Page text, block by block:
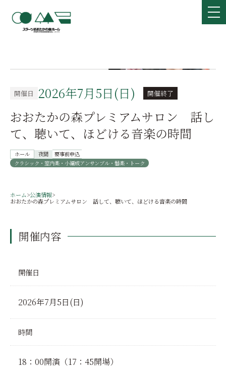
開催日 2026年7月5日(日) 開催終了
おおたかの森プレミアムサロン 話し
て、聴いて、ほどける音楽の時間
ホール 夜間
要事前申込
クラシック・室内楽・小編成アンサンブル・器楽・トーク
ホーム>公演情報>
おおたかの森プレミアムサロン 話して、聴いて、ほどける音楽の時間
開催内容
開催日
2026年7月5日(日)
時間
18：00開演（17：45開場）